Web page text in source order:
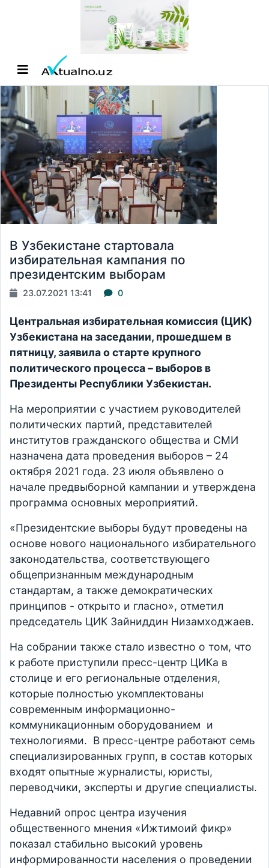
В Узбекистане стартовала
избирательная кампания по
президентским выборам
23.07.2021 13:41 0
Центральная избирательная комиссия (ЦИК)
Узбекистана на заседании, прошедшем в
пятницу, заявила о старте крупного
политического процесса – выборов в
Президенты Республики Узбекистан.
На мероприятии с участием руководителей
политических партий, представителей
институтов гражданского общества и СМИ
назначена дата проведения выборов – 24
октября 2021 года. 23 июля объявлено о
начале предвыборной кампании и утверждена
программа основных мероприятий.
«Президентские выборы будут проведены на
основе нового национального избирательного
законодательства, соответствующего
общепризнанным международным
стандартам, а также демократических
принципов - открыто и гласно», отметил
председатель ЦИК Зайниддин Низамходжаев.
На собрании также стало известно о том, что
к работе приступили пресс-центр ЦИКа в
столице и его региональные отделения,
которые полностью укомплектованы
современным информационно-
коммуникационным оборудованием и
технологиями. В пресс-центре работают семь
специализированных групп, в состав которых
входят опытные журналисты, юристы,
переводчики, эксперты и другие специалисты.
Недавний опрос центра изучения
общественного мнения «Ижтимоий фикр»
показал стабильно высокий уровень
информированности населения о проведении